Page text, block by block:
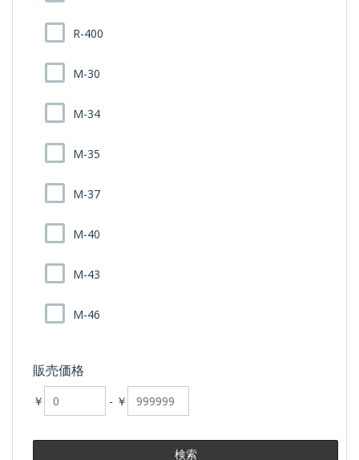
R-400
M-30
M-34
M-35
M-37
M-40
M-43
M-46
販売価格
￥ - ￥